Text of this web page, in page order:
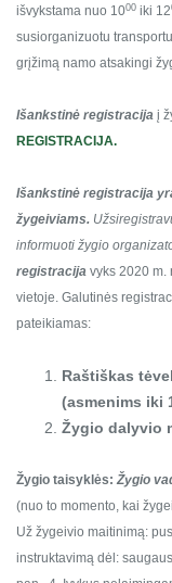
išvykstama nuo 1000 iki 12
susiorganizuotu
grįžimą namo atsakingi
Išankstinė registracija į
REGISTRACIJA.
Išankstinė registracija
žygeiviams.
informuoti žygio
registracija vyks 2020 m.
vietoje. Galutinės
pateikiamas:
Raštiškas
(asmenims iki
Žygio dalyvio
Žygio taisyklės: Žygio
(nuo to momento, kai
Už žygeivio maitinimą:
instruktavimą dėl: